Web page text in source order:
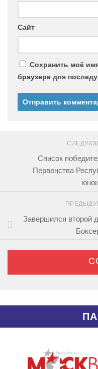
Сайт
Сохранить моё
браузере для
Список
Первенства
Завершился второй